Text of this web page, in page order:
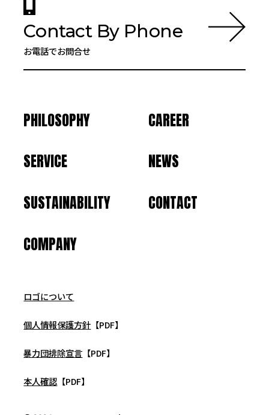
Contact By Phone
お電話でお問合せ
PHILOSOPHY
SERVICE
SUSTAINABILITY
COMPANY
CAREER
NEWS
CONTACT
ロゴについて
個人情報保護方針 【PDF】
暴力団排除宣言 【PDF】
本人確認 【PDF】